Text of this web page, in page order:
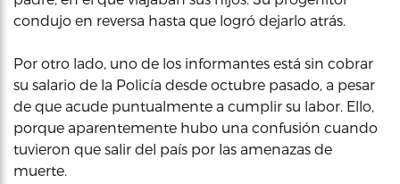
condujo en reversa hasta que logró dejarlo atrás.
Por otro lado, uno de los informantes está sin cobrar
su salario de la Policía desde octubre pasado, a pesar
de que acude puntualmente a cumplir su labor. Ello,
porque aparentemente hubo una confusión cuando
tuvieron que salir del país por las amenazas de
muerte.